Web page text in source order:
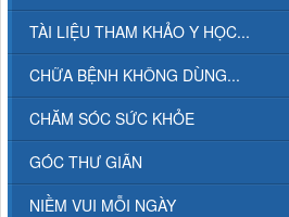
TÀI LIỆU THAM KHẢO Y HỌC...
CHỮA BỆNH KHÔNG DÙNG...
CHĂM SÓC SỨC KHỎE
GÓC THƯ GIÃN
NIỀM VUI MỖI NGÀY